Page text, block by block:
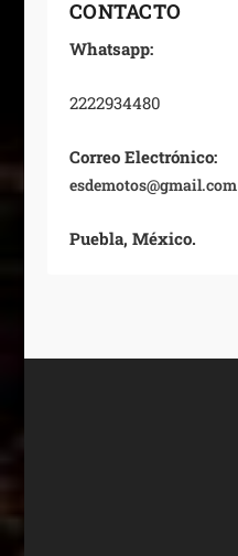
CONTACTO
Whatsapp:
2222934480
Correo Electrónico:
esdemotos@gmail.com
Puebla, México.